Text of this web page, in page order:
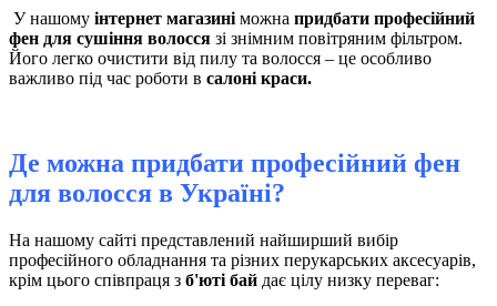
У нашому інтернет магазині можна придбати професійний
фен для сушіння волосся зі знімним повітряним фільтром.
Його легко очистити від пилу та волосся – це особливо
важливо під час роботи в салоні краси.
Де можна придбати професійний фен
для волосся в Україні?
На нашому сайті представлений найширший вибір
професійного обладнання та різних перукарських аксесуарів,
крім цього співпраця з б'юті бай дає цілу низку переваг: